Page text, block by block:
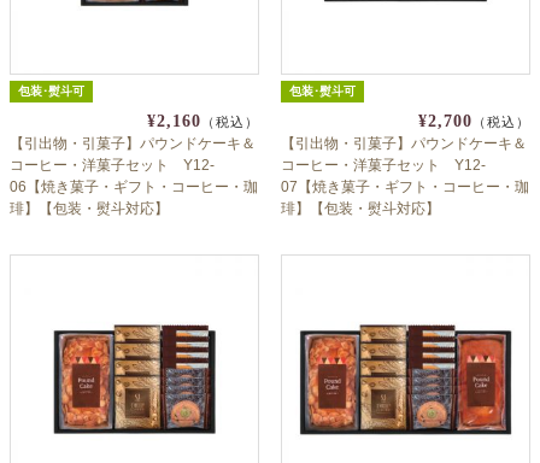
包装･熨斗可
¥2,160 （税込）
【引出物・引菓子】パウンドケーキ＆
コーヒー・洋菓子セット Y12-
06【焼き菓子・ギフト・コーヒー・珈
琲】【包装・熨斗対応】
包装･熨斗可
¥2,700 （税込）
【引出物・引菓子】パウンドケーキ＆
コーヒー・洋菓子セット Y12-
07【焼き菓子・ギフト・コーヒー・珈
琲】【包装・熨斗対応】